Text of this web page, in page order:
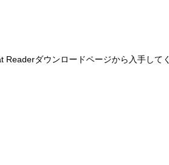
ダウンロードページから入手してく